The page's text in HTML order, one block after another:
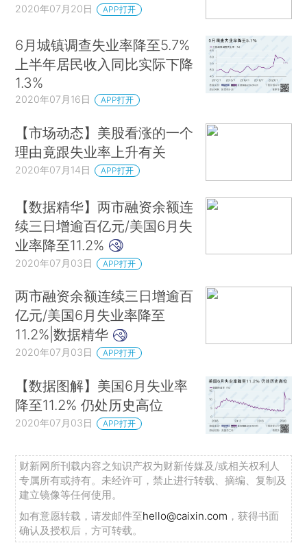
2020年07月20日 APP打开
6月城镇调查失业率降至5.7%
上半年居民收入同比实际下降
1.3%
2020年07月16日 APP打开
【市场动态】美股看涨的一个
理由竟跟失业率上升有关
2020年07月14日 APP打开
【数据精华】两市融资余额连
续三日增逾百亿元/美国6月失
业率降至11.2%
2020年07月03日 APP打开
两市融资余额连续三日增逾百
亿元/美国6月失业率降至
11.2%|数据精华
2020年07月03日 APP打开
【数据图解】美国6月失业率
降至11.2% 仍处历史高位
2020年07月03日 APP打开
财新网所刊载内容之知识产权为财新传媒及/或相关权利人
专属所有或持有。未经许可，禁止进行转载、摘编、复制及
建立镜像等任何使用。
如有意愿转载，请发邮件至hello@caixin.com ，获得书面
确认及授权后，方可转载。